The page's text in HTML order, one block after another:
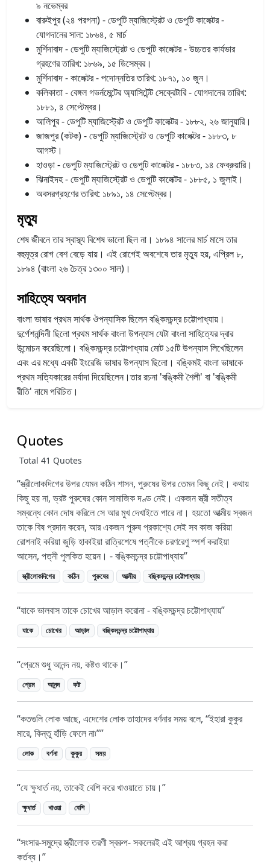
৯ নভেম্বর
বারুইপুর (২৪ পরগনা) - ডেপুটি ম্যাজিস্ট্রেট ও ডেপুটি কালেক্টর -
যোগদানের সাল: ১৮৬৪, ৫ মার্চ
মুর্শিদাবাদ - ডেপুটি ম্যাজিস্ট্রেট ও ডেপুটি কালেক্টর - উচ্চতর কার্যভার
গ্রহণের তারিখ: ১৮৬৯, ১৫ ডিসেম্বর।
মুর্শিদাবাদ - কালেক্টর - পদোন্নতির তারিখ: ১৮৭১, ১০ জুন।
কলিকাতা - বেঙ্গল গভর্নমেন্টের অ্যাসিটেন্ট সেক্রেটারি - যোগদানের তারিখ:
১৮৮১, ৪ সেপ্টেম্বর।
আলিপুর - ডেপুটি ম্যাজিস্ট্রেট ও ডেপুটি কালেক্টর - ১৮৮২, ২৬ জানুয়ারি।
জাজপুর (কটক) - ডেপুটি ম্যাজিস্ট্রেট ও ডেপুটি কালেক্টর - ১৮৮৩, ৮
আগস্ট।
হাওড়া - ডেপুটি ম্যাজিস্ট্রেট ও ডেপুটি কালেক্টর - ১৮৮৩, ১৪ ফেব্রুয়ারি।
ঝিনাইদহ - ডেপুটি ম্যাজিস্ট্রেট ও ডেপুটি কালেক্টর - ১৮৮৫, ১ জুলাই।
অবসরগ্রহণের তারিখ: ১৮৯১, ১৪ সেপ্টেম্বর।
মৃত্যু
শেষ জীবনে তার স্বাস্থ্য বিশেষ ভালো ছিল না। ১৮৯৪ সালের মার্চ মাসে তার
বহুমূত্র রোগ বেশ বেড়ে যায়। এই রোগেই অবশেষে তার মৃত্যু হয়, এপ্রিল ৮,
১৮৯৪ (বাংলা ২৬ চৈত্র ১৩০০ সাল)।
সাহিত্যে অবদান
বাংলা ভাষার প্রথম সার্থক ঔপন্যাসিক ছিলেন বঙ্কিমচন্দ্র চট্টোপাধ্যায়।
দুর্গেশনন্দিনী ছিলো প্রথম সার্থক বাংলা উপন্যাস যেটা বাংলা সাহিত্যের দ্বার
উন্মোচন করেছিলো। বঙ্কিমচন্দ্র চট্টোপাধ্যায় মোট ১৫টি উপন্যাস লিখেছিলেন
এবং এর মধ্যে একটি ইংরেজি ভাষার উপন্যাস ছিলো। বঙ্কিমই বাংলা ভাষাকে
প্রথম সত্যিকারের মর্যাদা দিয়েছিলেন।তার রচনা 'বঙ্কিমী শৈলী' বা 'বঙ্কিমী
রীতি' নামে পরিচিত।
Quotes
Total 41 Quotes
স্ত্রীলোকদিগের উপর যেমন কঠিন শাসন, পুরুষের উপর তেমন কিছু নেই। কথায়
কিছু হয় না, ভ্রষ্ট পুরুষের কোন সামাজিক দণ্ড নেই। একজন স্ত্রী সতীত্ব
সম্বন্ধে কোন দোষ করিলে সে আর মুখ দেখাইতে পারে না। হয়তো আত্মীয় স্বজন
তাকে বিষ প্রদান করেন, আর একজন পুরুষ প্রকাশ্যে সেই সব কাজ করিয়া
রোশনাই করিয়া জুড়ি হাকাইয়া রাত্রিশেষে পত্নীকে চরণরেণু স্পর্শ করাইয়া
আসেন, পত্নী পুলকিত হয়েন। - বঙ্কিমচন্দ্র চট্টোপাধ্যায়
স্ত্রীলোকদিগের কঠিন পুরুষের আত্মীয় বঙ্কিমচন্দ্র চট্টোপাধ্যায়
যাকে ভালবাস তাকে চোখের আড়াল করোনা - বঙ্কিমচন্দ্র চট্টোপাধ্যায়
যাকে চোখের আড়াল বঙ্কিমচন্দ্র চট্টোপাধ্যায়
প্রেমে শুধু আনন্দ নয়, কষ্টও থাকে।
প্রেম আনন্দ কষ্ট
কতগুলি লোক আছে, এদেশের লোক তাহাদের বর্ণনার সময় বলে, “ইহারা কুকুর
মারে, কিন্তু হাঁড়ি ফেলে না৷”
লোক বর্ণনা কুকুর সময়
যে ক্ষুধার্ত নয়, তাকেই বেশি করে খাওয়াতে চায়।
ক্ষুধার্ত খাওয়া বেশি
সংসার-সমুদ্রে স্ত্রীলোক তরণী স্বরুপ- সকলেরই এই আশ্রয় গ্রহন করা
কর্তব্য।